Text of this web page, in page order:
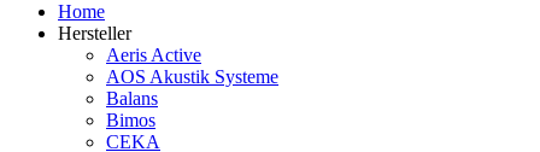
Home
Hersteller
Aeris Active
AOS Akustik Systeme
Balans
Bimos
CEKA